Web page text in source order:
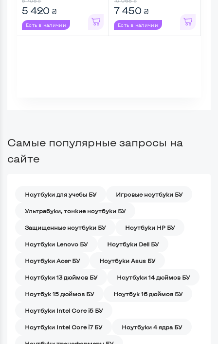
5 420 ₴
Есть в наличии
7 450 ₴
Есть в наличии
Самые популярные запросы на
сайте
Ноутбуки для учебы БУ Игровые ноутбуки БУ
Ультрабуки, тонкие ноутбуки БУ
Защищенные ноутбуки БУ Ноутбуки HP БУ
Ноутбуки Lenovo БУ Ноутбуки Dell БУ
Ноутбуки Acer БУ Ноутбуки Asus БУ
Ноутбуки 13 дюймов БУ Ноутбуки 14 дюймов БУ
Ноутбук 15 дюймов БУ Ноутбук 16 дюймов БУ
Ноутбуки Intel Core i5 БУ
Ноутбуки Intel Core i7 БУ Ноутбуки 4 ядра БУ